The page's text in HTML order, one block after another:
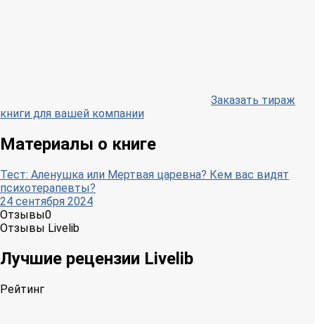
Заказать тираж
книги для вашей компании
Материалы о книге
Тест: Аленушка или Мертвая царевна? Кем вас видят
психотерапевты?
24 сентября 2024
Отзывы0
Отзывы Livelib
Лучшие рецензии Livelib
Рейтинг